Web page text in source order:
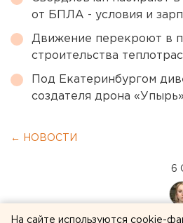
от БПЛА - условия и
Движение перекроют в
строительства
Под Екатеринбургом
создателя дрона «Упырь»
← НОВОСТИ
6
На сайте используются cookie-